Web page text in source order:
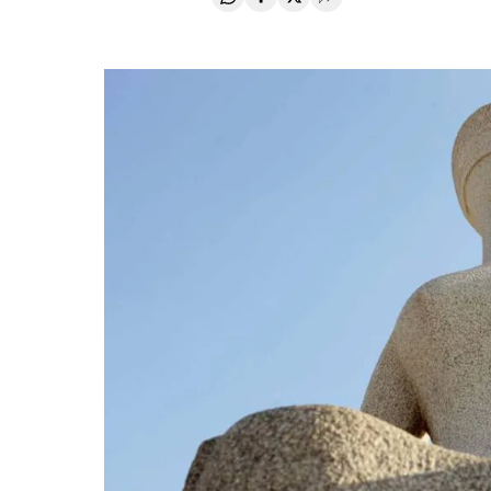
Compartir en Whatsapp
Compartir en Facebook
Compartir en Twitter
Desplegar Redes